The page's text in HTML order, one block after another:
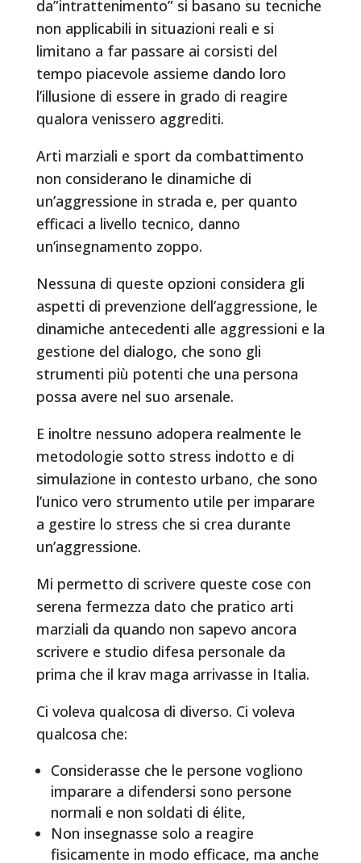
da”intrattenimento” si basano su tecniche
non applicabili in situazioni reali e si
limitano a far passare ai corsisti del
tempo piacevole assieme dando loro
l’illusione di essere in grado di reagire
qualora venissero aggrediti.
Arti marziali e sport da combattimento
non considerano le dinamiche di
un’aggressione in strada e, per quanto
efficaci a livello tecnico, danno
un’insegnamento zoppo.
Nessuna di queste opzioni considera gli
aspetti di prevenzione dell’aggressione, le
dinamiche antecedenti alle aggressioni e la
gestione del dialogo, che sono gli
strumenti più potenti che una persona
possa avere nel suo arsenale.
E inoltre nessuno adopera realmente le
metodologie sotto stress indotto e di
simulazione in contesto urbano, che sono
l’unico vero strumento utile per imparare
a gestire lo stress che si crea durante
un’aggressione.
Mi permetto di scrivere queste cose con
serena fermezza dato che pratico arti
marziali da quando non sapevo ancora
scrivere e studio difesa personale da
prima che il krav maga arrivasse in Italia.
Ci voleva qualcosa di diverso. Ci voleva
qualcosa che:
Considerasse che le persone vogliono
imparare a difendersi sono persone
normali e non soldati di élite,
Non insegnasse solo a reagire
fisicamente in modo efficace, ma anche